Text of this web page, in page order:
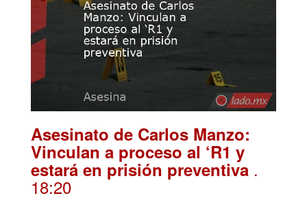
Asesinato de Carlos Manzo:
Vinculan a proceso al ‘R1 y
estará en prisión preventiva .
18:20